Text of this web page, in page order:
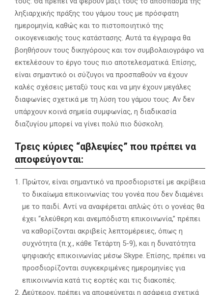
ληξιαρχικής πράξης του γάμου τους με πρόσφατη
ημερομηνία, καθώς και το πιστοποιητικό της
οικογενειακής τους κατάστασης. Αυτά τα έγγραφα θα
βοηθήσουν τους δικηγόρους και τον συμβολαιογράφο να
εκτελέσουν το έργο τους πιο αποτελεσματικά. Επίσης,
είναι σημαντικό οι σύζυγοι να προσπαθούν να έχουν
καλές σχέσεις μεταξύ τους και να μην έχουν μεγάλες
διαφωνίες σχετικά με τη λύση του γάμου τους. Αν δεν
υπάρχουν κοινά σημεία συμφωνίας, η διαδικασία
διαζυγίου μπορεί να γίνει πολύ πιο δύσκολη.
Τρεις κύριες “αβλεψίες” που πρέπει να
αποφεύγονται:
Πρώτον, είναι σημαντικό να προσδιοριστεί με ακρίβεια
το δικαίωμα επικοινωνίας του γονέα που δεν διαμένει
με το παιδί. Αντί να αναφέρεται απλώς ότι ο γονέας θα
έχει “ελεύθερη και ανεμπόδιστη επικοινωνία,” πρέπει
να καθορίζονται ακριβείς λεπτομέρειες, όπως η
συχνότητα (π.χ., κάθε Τετάρτη 5-9), και η δυνατότητα
ψηφιακής επικοινωνίας μέσω Skype. Επίσης, πρέπει να
προσδιορίζονται συγκεκριμένες ημερομηνίες για
επικοινωνία κατά τις εορτές και τις διακοπές.
Δεύτερον, πρέπει να αποφεύγεται η ασάφεια σχετικά